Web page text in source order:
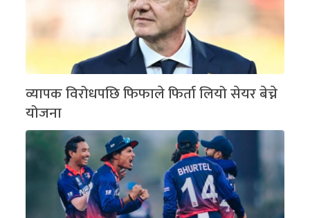
व्यापक विरोधपछि फिफाले फिर्ता लियो सेयर बेच्ने
योजना